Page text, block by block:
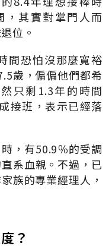
，其實對掌門人而
位。
間恐怕沒那麼寬裕
歲，偏偏他們都希
只剩1.3年的時間
接班，表示已經落
，有50.9％的受調
系血親。不過，已
族的專業經理人，
？